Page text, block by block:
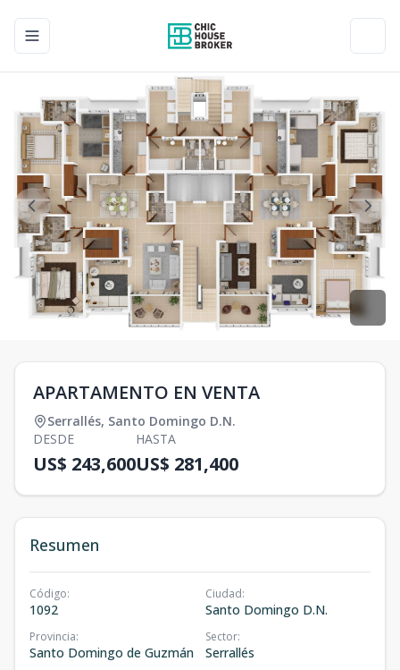
Toggle navigation menu
APARTAMENTO EN VENTA
Serrallés, Santo Domingo D.N.
DESDE
US$ 243,600
HASTA
US$ 281,400
Resumen
Código:
1092
Ciudad:
Santo Domingo D.N.
Provincia:
Santo Domingo de Guzmán
Sector:
Serrallés